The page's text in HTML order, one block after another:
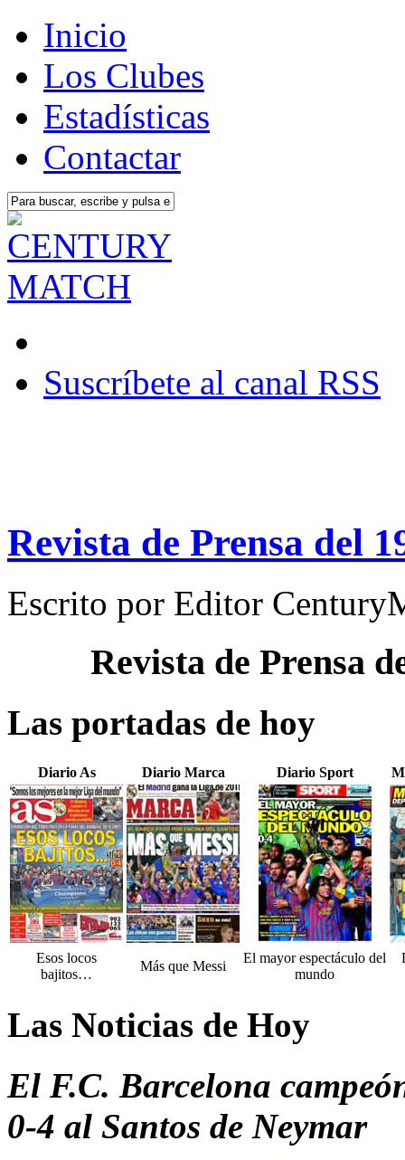
Inicio
Los Clubes
Estadísticas
Contactar
Suscríbete al canal RSS
Revista de Prensa del
Escrito por Editor
Revista de Prensa
Las portadas de hoy
Diario As Diario Marca Diario Sport
Esos locos
bajitos…
Más que Messi
El mayor espectáculo del
mundo
Las Noticias de Hoy
El F.C. Barcelona
0-4 al Santos de Neymar